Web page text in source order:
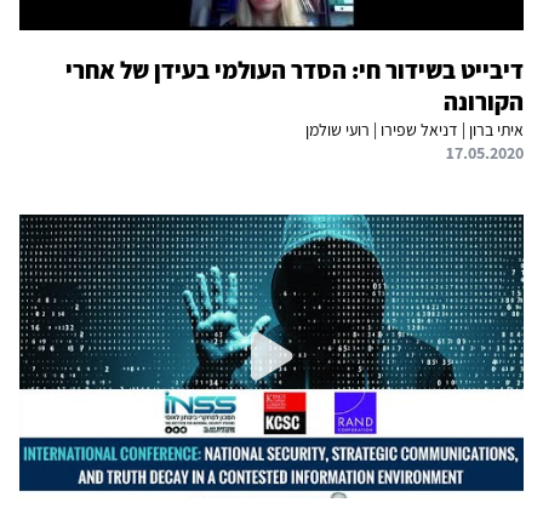
דיבייט בשידור חי: הסדר העולמי בעידן של אחרי
הקורונה
איתי ברון | דניאל שפירו | רועי שולמן
17.05.2020